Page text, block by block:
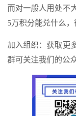
而对一般人用处不
5万积分能兑什么，
加入组织：获取更
群可关注我们的公